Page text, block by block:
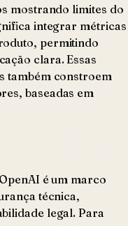
mostrando limites do
integrar métricas
permitindo
clara. Essas
também constroem
baseadas em
é um marco
técnica,
legal. Para